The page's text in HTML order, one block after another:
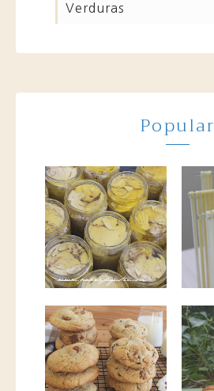
verduras
Popular